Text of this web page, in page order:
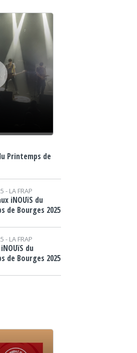
Printemps de
- LA FRAP
iNOUïS du
de Bourges 2025
- LA FRAP
du
de Bourges 2025